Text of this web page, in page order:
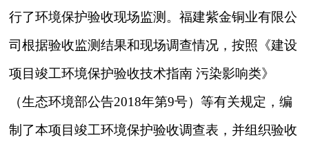
行了环境保护验收现场监测。福建紫金铜业有限公
司根据验收监测结果和现场调查情况，按照《建设
项目竣工环境保护验收技术指南 污染影响类》
（生态环境部公告2018年第9号）等有关规定，编
制了本项目竣工环境保护验收调查表，并组织验收